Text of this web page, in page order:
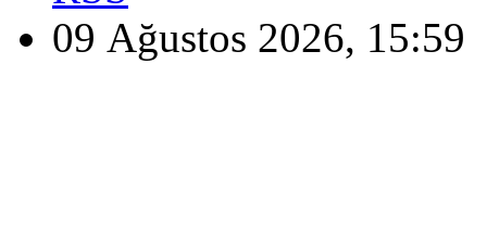
09 Ağustos 2026, 15:59